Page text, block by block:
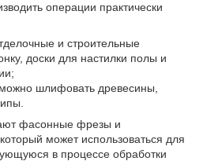
операции практически
и строительные
доски для настилки полы и
шлифовать древесины,
фасонные фрезы и
может использоваться для
в процессе обработки